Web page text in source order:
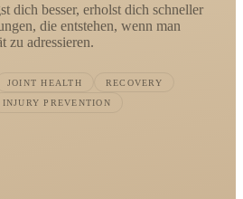
dich besser, erholst dich schneller
die entstehen, wenn man
zu adressieren.
JOINT HEALTH RECOVERY
INJURY PREVENTION